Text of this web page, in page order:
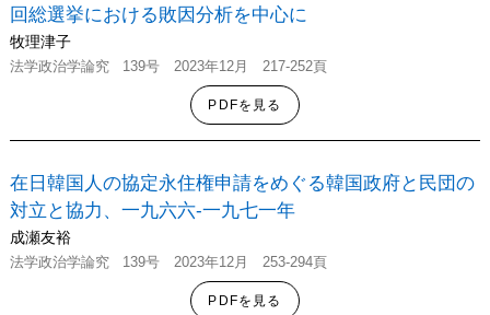
回総選挙における敗因分析を中心に
牧理津子
法学政治学論究 139号 2023年12月 217-252頁
PDFを見る
在日韓国人の協定永住権申請をめぐる韓国政府と民団の
対立と協力、一九六六-一九七一年
成瀬友裕
法学政治学論究 139号 2023年12月 253-294頁
PDFを見る